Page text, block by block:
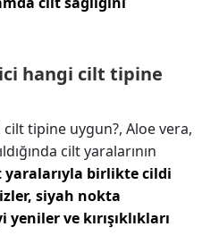
hangi cilt tipine
tipine uygun?, Aloe vera,
cilt yaralarının
yaralarıyla birlikte cildi
siyah nokta
ve kırışıklıkları